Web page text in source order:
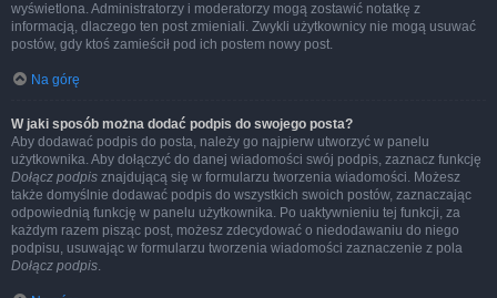
wyświetlona. Administratorzy i moderatorzy mogą zostawić notatkę z
informacją, dlaczego ten post zmieniali. Zwykli użytkownicy nie mogą usuwać
postów, gdy ktoś zamieścił pod ich postem nowy post.
Na górę
W jaki sposób można dodać podpis do swojego posta?
Aby dodawać podpis do posta, należy go najpierw utworzyć w panelu
użytkownika. Aby dołączyć do danej wiadomości swój podpis, zaznacz funkcję
Dołącz podpis znajdującą się w formularzu tworzenia wiadomości. Możesz
także domyślnie dodawać podpis do wszystkich swoich postów, zaznaczając
odpowiednią funkcję w panelu użytkownika. Po uaktywnieniu tej funkcji, za
każdym razem pisząc post, możesz zdecydować o niedodawaniu do niego
podpisu, usuwając w formularzu tworzenia wiadomości zaznaczenie z pola
Dołącz podpis.